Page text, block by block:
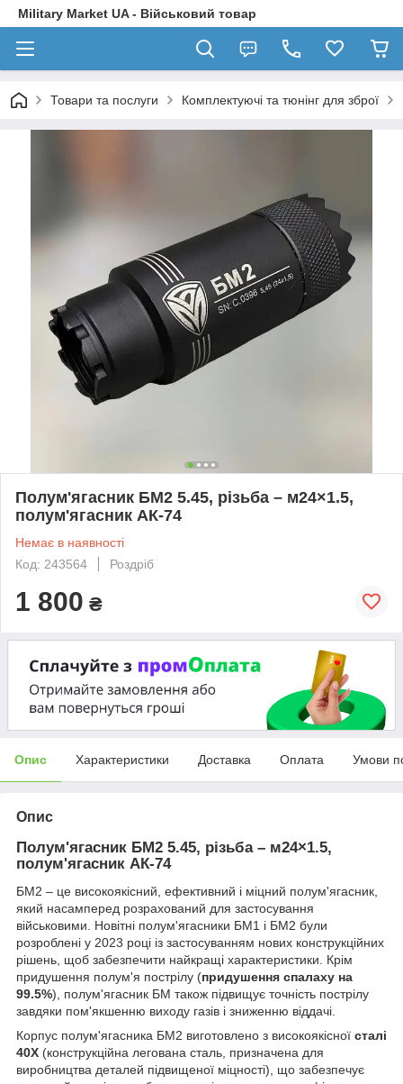
Military Market UA - Військовий товар
Товари та послуги Комплектуючі та тюнінг для зброї
Полум'ягасник БМ2 5.45, різьба – м24×1.5,
полум'ягасник АК-74
Немає в наявності
Код: 243564
Роздріб
1 800 ₴
Опис Характеристики Доставка Оплата Умови
Опис
Полум'ягасник БМ2 5.45, різьба – м24×1.5,
полум'ягасник АК-74
БМ2 – це високоякісний, ефективний і міцний полум'ягасник,
який насамперед розрахований для застосування
військовими. Новітні полум'ягасники БМ1 і БМ2 були
розроблені у 2023 році із застосуванням нових конструкційних
рішень, щоб забезпечити найкращі характеристики. Крім
придушення полум'я пострілу (придушення спалаху на
99.5%), полум'ягасник БМ також підвищує точність пострілу
завдяки пом'якшенню виходу газів і зниженню віддачі.
Корпус полум'ягасника БМ2 виготовлено з високоякісної сталі
40Х (конструкційна легована сталь, призначена для
виробництва деталей підвищеної міцності), що забезпечує